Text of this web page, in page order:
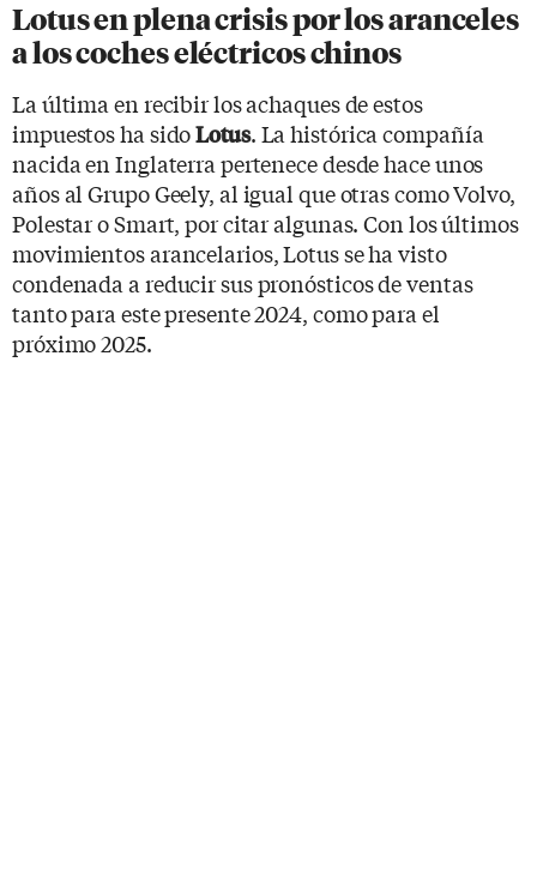
Lotus en plena crisis por los aranceles
a los coches eléctricos chinos
La última en recibir los achaques de estos
impuestos ha sidoLotus. La histórica compañía
nacida en Inglaterra pertenece desde hace unos
años al Grupo Geely, al igual que otras como Volvo,
Polestar o Smart, por citar algunas. Con los últimos
movimientos arancelarios, Lotus se ha visto
condenada a reducir sus pronósticos de ventas
tanto para este presente 2024, como para el
próximo 2025.